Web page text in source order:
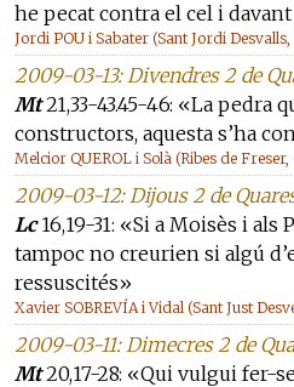
he pecat contra el cel i davant
Jordi POU i Sabater (Sant Jordi
2009-03-13: Divendres 2 de
Mt21,33-43.45-46: «La pedra
constructors, aquesta s’ha
Melcior QUEROL i Solà (Ribes de
2009-03-12: Dijous 2 de
Lc16,19-31: «Si a Moisès i als
tampoc no creurien si algú
ressuscités»
Xavier SOBREVÍA i Vidal (Sant Just
2009-03-11: Dimecres 2 de
Mt20,17-28: «Qui vulgui fer-